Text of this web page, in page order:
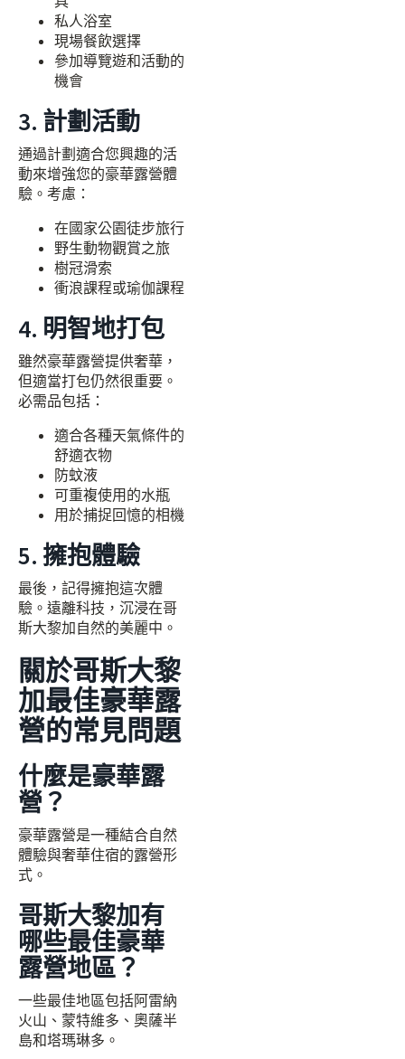
私人浴室
現場餐飲選擇
參加導覽遊和活動的
機會
3. 計劃活動
通過計劃適合您興趣的活
動來增強您的豪華露營體
驗。考慮：
在國家公園徒步旅行
野生動物觀賞之旅
樹冠滑索
衝浪課程或瑜伽課程
4. 明智地打包
雖然豪華露營提供奢華，
但適當打包仍然很重要。
必需品包括：
適合各種天氣條件的
舒適衣物
防蚊液
可重複使用的水瓶
用於捕捉回憶的相機
5. 擁抱體驗
最後，記得擁抱這次體
驗。遠離科技，沉浸在哥
斯大黎加自然的美麗中。
關於哥斯大黎
加最佳豪華露
營的常見問題
什麼是豪華露
營？
豪華露營是一種結合自然
體驗與奢華住宿的露營形
式。
哥斯大黎加有
哪些最佳豪華
露營地區？
一些最佳地區包括阿雷納
火山、蒙特維多、奧薩半
島和塔瑪琳多。